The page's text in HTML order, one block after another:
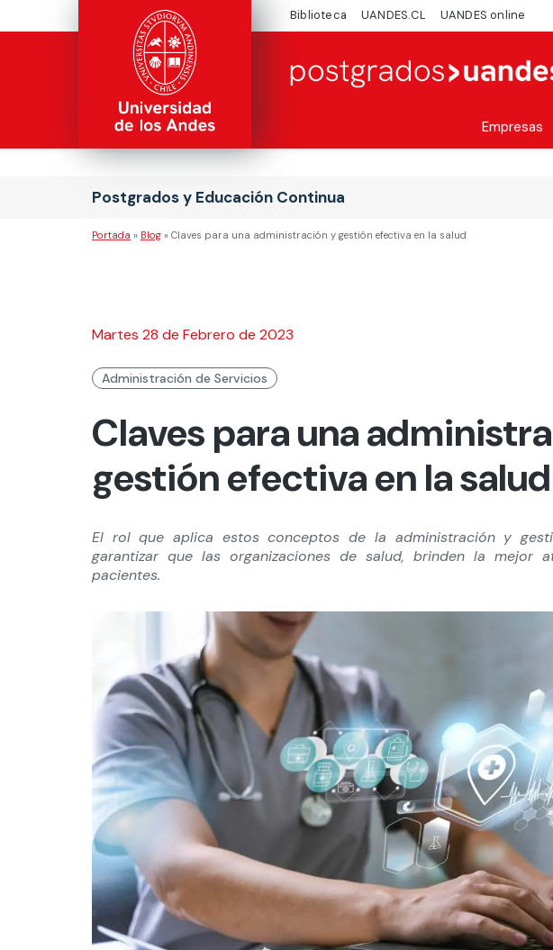
Biblioteca UANDES.CL UANDES online
Empresas
Postgrados y Educación Continua
Portada » Blog » Claves para una administración y gestión efectiva en la salud
Martes 28 de Febrero de 2023
Administración de Servicios
Claves para una
gestión efectiva en la salud
El rol que aplica estos conceptos de la administración y
garantizar que las organizaciones de salud, brinden la mejor
pacientes.